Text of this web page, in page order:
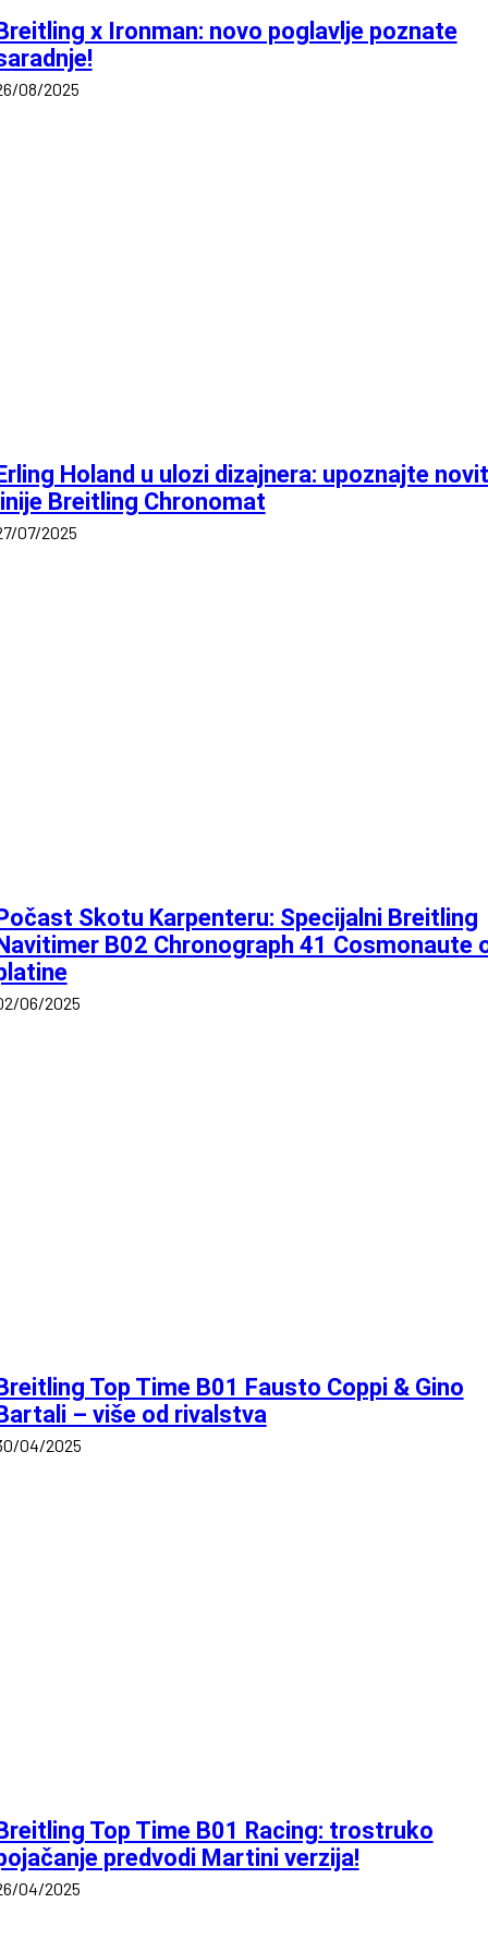
x Ironman: novo poglavlje poznate
08/2025
Holand u ulozi dizajnera: upoznajte
Breitling Chronomat
07/2025
Skotu Karpenteru: Specijalni Breitling
B02 Chronograph 41 Cosmonaute
06/2025
Top Time B01 Fausto Coppi & Gino
– više od rivalstva
04/2025
Top Time B01 Racing: trostruko
predvodi Martini verzija!
04/2025